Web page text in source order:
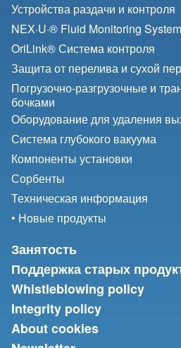
Устройства раздачи и контроля
NEX·U·® Fluid Monitoring System
OriLink® Система контроля
Защита от перелива и сухой
Погрузочно-разгрузочные и
бочками
Оборудование для удаления
Система глубокого вакуума
Компоненты установки
Сорбенты
Техническая информация
• Новые продукты
Занятость
Поддержка старых
Whistleblowing policy
Integrity policy
About cookies